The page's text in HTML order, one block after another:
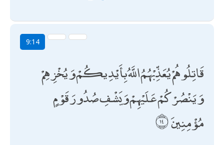
9:14
قَاتِلُوهُمْ يُعَذِّبْهُمُ اللَّهُ بِأَيْدِيكُمْ وَيُخْزِهِمْ
وَيَنْصُرْكُمْ عَلَيْهِمْ وَيَشْفِ صُدُورَ قَوْمٍ
مُؤْمِنِينَ